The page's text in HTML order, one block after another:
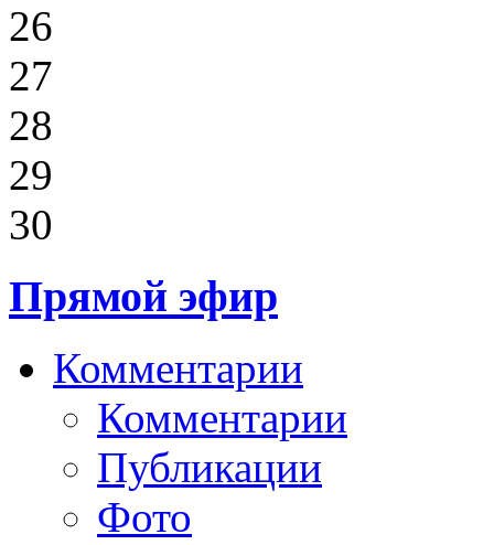
26
27
28
29
30
Прямой эфир
Комментарии
Комментарии
Публикации
Фото